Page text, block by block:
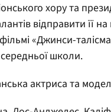
хору та
відправити її
«Джинси-
школи.
актриса та